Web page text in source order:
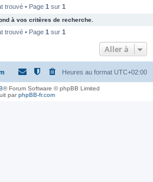
c
e
trouvé • Page 1 sur 1
à vos critères de recherche.
trouvé • Page 1 sur 1
Aller à
Heures au format UTC+02:00
® Forum Software © phpBB Limited
parphpBB-fr.com